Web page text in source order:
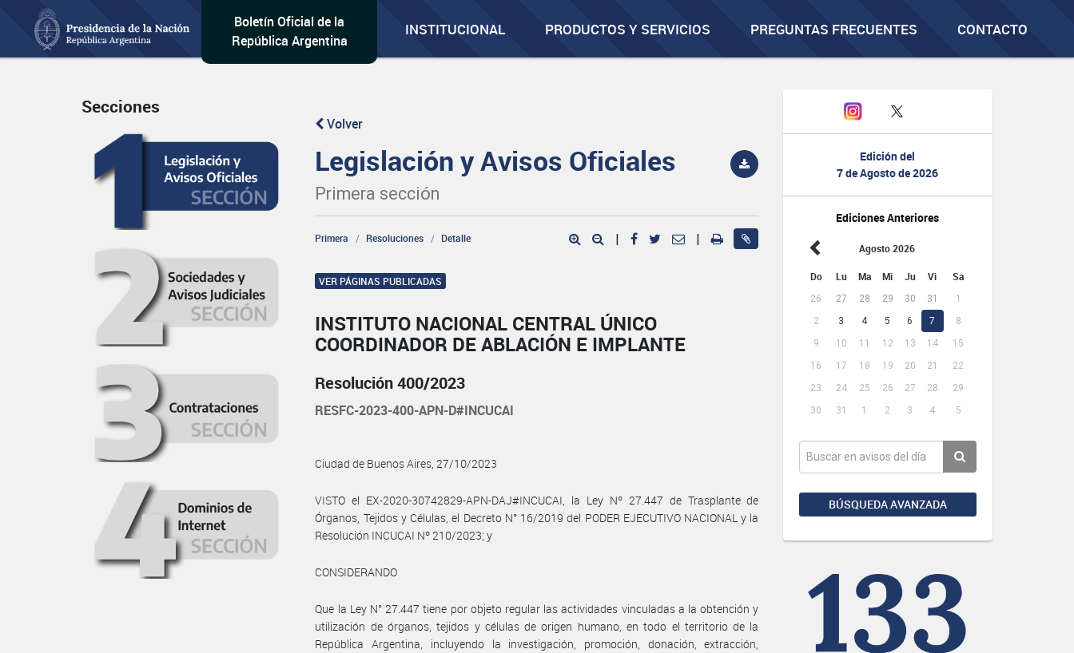
Boletín Oficial de la
República Argentina
INSTITUCIONAL PRODUCTOS Y SERVICIOS PREGUNTAS FRECUENTES CONTACTO
Edición del
7 de Agosto de 2026
Ediciones Anteriores
Agosto 2026
Do Lu Ma Mi Ju Vi Sa
26 27 28 29 30 31
1
2
3 4 5 6 7
8
9
10 11 12 13 14
15
16
17 18 19 20 21
22
23
24 25 26 27 28
29
30
31 1 2 3 4 5
BÚSQUEDA AVANZADA
Secciones
Volver
Legislación y Avisos Oficiales
Primera sección
Primera Resoluciones Detalle | |
VER PÁGINAS PUBLICADAS
INSTITUTO NACIONAL CENTRAL ÚNICO
COORDINADOR DE ABLACIÓN E IMPLANTE
Resolución 400/2023
RESFC-2023-400-APN-D#INCUCAI
Ciudad de Buenos Aires, 27/10/2023
VISTO el EX-2020-30742829-APN-DAJ#INCUCAI, la Ley Nº 27.447 de Trasplante de
Órganos, Tejidos y Células, el Decreto N° 16/2019 del PODER EJECUTIVO NACIONAL y la
Resolución INCUCAI Nº 210/2023; y
CONSIDERANDO
Que la Ley N° 27.447 tiene por objeto regular las actividades vinculadas a la obtención y
utilización de órganos, tejidos y células de origen humano, en todo el territorio de la
República Argentina, incluyendo la investigación, promoción, donación, extracción,